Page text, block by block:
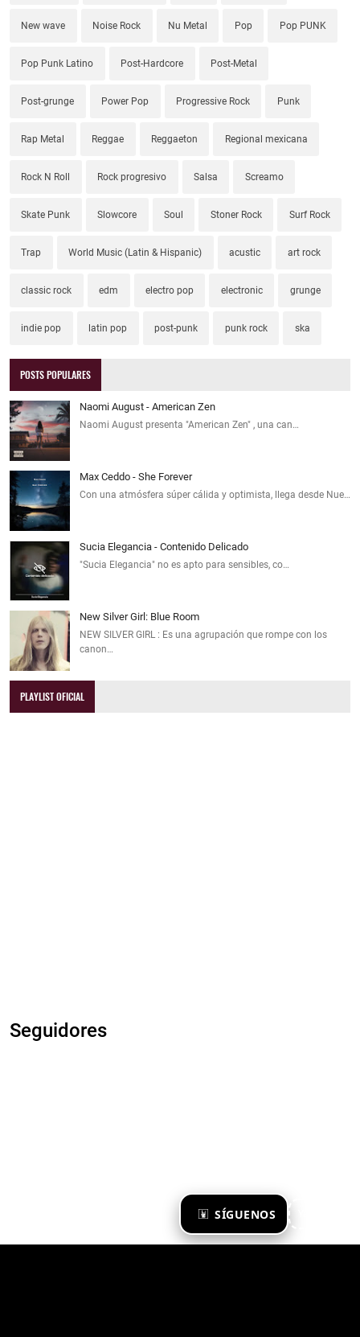
SÍGUENOS
New wave Noise Rock Nu Metal Pop Pop PUNK
Pop Punk Latino Post-Hardcore Post-Metal
Post-grunge Power Pop Progressive Rock Punk
Rap Metal Reggae Reggaeton Regional mexicana
Rock N Roll Rock progresivo Salsa Screamo
Skate Punk Slowcore Soul Stoner Rock Surf Rock
Trap World Music (Latin & Hispanic) acustic art rock
classic rock edm electro pop electronic grunge
indie pop latin pop post-punk punk rock ska
POSTS POPULARES
Naomi August - American Zen
Naomi August presenta "American Zen" , una can…
Max Ceddo - She Forever
Con una atmósfera súper cálida y optimista, llega desde Nue…
Sucia Elegancia - Contenido Delicado
"Sucia Elegancia" no es apto para sensibles, co…
New Silver Girl: Blue Room
NEW SILVER GIRL : Es una agrupación que rompe con los
canon…
PLAYLIST OFICIAL
Seguidores